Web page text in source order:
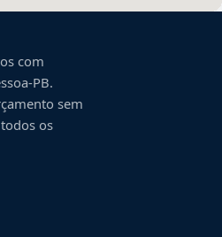
com
-PB.
sem
os